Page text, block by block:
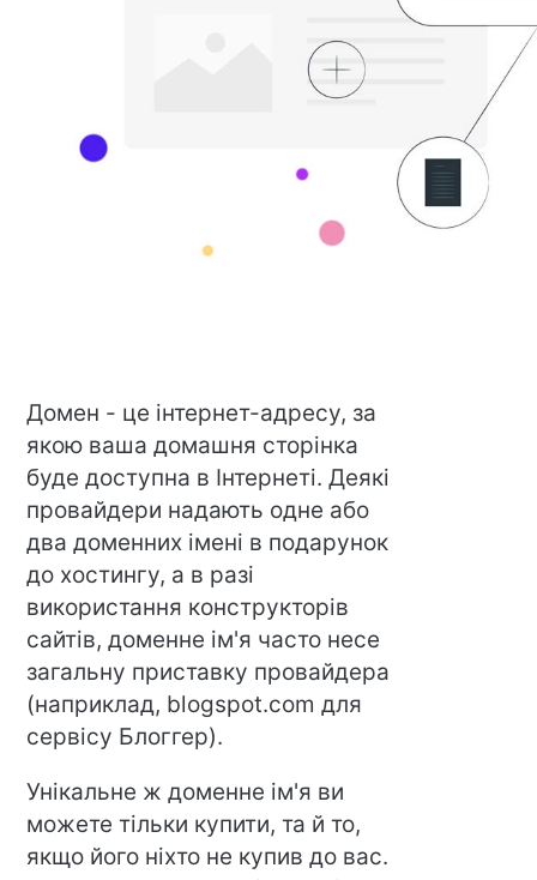
Домен - це інтернет-адресу, за
якою ваша домашня сторінка
буде доступна в Інтернеті. Деякі
провайдери надають одне або
два доменних імені в подарунок
до хостингу, а в разі
використання конструкторів
сайтів, доменне ім'я часто несе
загальну приставку провайдера
(наприклад, blogspot.com для
сервісу Блоггер).
Унікальне ж доменне ім'я ви
можете тільки купити, та й то,
якщо його ніхто не купив до вас.